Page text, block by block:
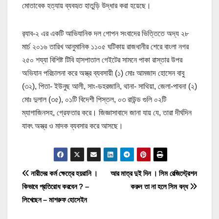
মোতাবেক হত্যায় ব্যবহৃত হাতুড়ি উদ্ধার করা হয়েছে।
র‌্যাব-২ এর একটি আভিযানিক দল গোপন সংবাদের ভিত্তিতে অদ্য ২৮
মার্চ ২০১৬ তারিখ আনুমানিক ১১০৫ ঘটিকায় রাজধানীর শেরে বাংলা নগর
২৫০ শয্যা বিশিষ্ট টিবি হাসপাতাল গেইটের সামনে পাকা রাস্তার উপর
অভিযান পরিচালনা করে অস্ত্র ব্যবসায়ী (১) মোঃ আমজাদ হোসেন বাবু
(৩২), পিতা- ইউনুছ আলী, সাং-ডহরজানি, থানা- সাথিয়া, জেলা-পাবনা (২)
মোঃ দুলাল (৩৫), ০১টি বিদেশী পিস্তল, ০৩ রাউন্ড গুলি ০২টি
ম্যাগাজিনসহ, গ্রেফতার করে। জিজ্ঞাসাবাদে জানা যায় যে, তারা দীর্ঘদিন
যাবৎ অস্ত্র ও মাদক ব্যবসার করে আসছে।
P
o
আর মাত্র দুই দিন । সিম রেজিস্ট্রেশন
করুন তা না হলে সিম বন্ধ
নারীদের কর্ম ক্ষেত্রে হয়রানি ।
কিভাবে প্রতিরোধ করবেন ? –
লিখেছেন – মাশরুফ হোসেইন